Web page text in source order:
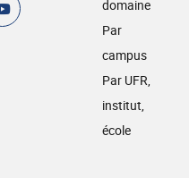
domaine
Par
campus
Par UFR,
institut,
école